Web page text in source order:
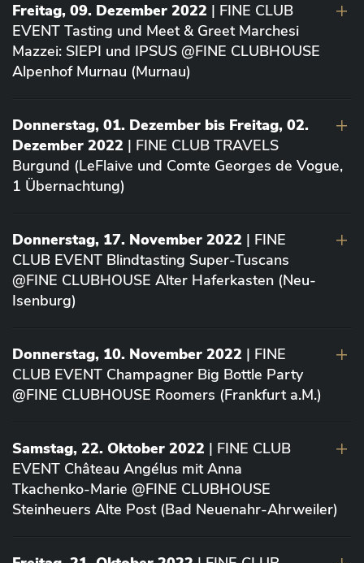
Freitag, 09. Dezember 2022 | FINE CLUB
EVENT Tasting und Meet & Greet Marchesi
Mazzei: SIEPI und IPSUS @FINE CLUBHOUSE
Alpenhof Murnau (Murnau)
Donnerstag, 01. Dezember bis Freitag, 02.
Dezember 2022 | FINE CLUB TRAVELS
Burgund (LeFlaive und Comte Georges de Vogue,
1 Übernachtung)
Donnerstag, 17. November 2022 | FINE
CLUB EVENT Blindtasting Super-Tuscans
@FINE CLUBHOUSE Alter Haferkasten (Neu-
Isenburg)
Donnerstag, 10. November 2022 | FINE
CLUB EVENT Champagner Big Bottle Party
@FINE CLUBHOUSE Roomers (Frankfurt a.M.)
Samstag, 22. Oktober 2022 | FINE CLUB
EVENT Château Angélus mit Anna
Tkachenko-Marie @FINE CLUBHOUSE
Steinheuers Alte Post (Bad Neuenahr-Ahrweiler)